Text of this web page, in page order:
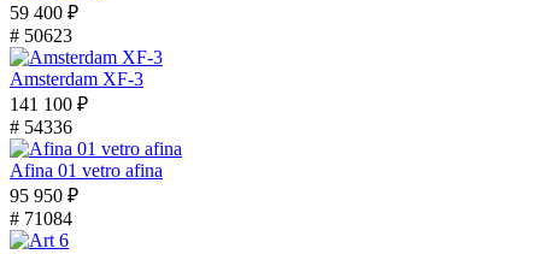
59 400 ₽
# 50623
Amsterdam XF-3
141 100 ₽
# 54336
Afina 01 vetro afina
95 950 ₽
# 71084